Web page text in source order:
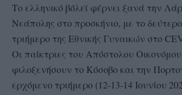
Το ελληνικό βόλεϊ φέρνει ξανά την
Νεάπολης στο προσκήνιο, με το
τριήμερο της Εθνικής Γυναικών στο
Οι παίκτριες του Απόστολου
φιλοξενήσουν το Κόσοβο και την
ερχόμενο τριήμερο (12-13-14 Ιουνίου